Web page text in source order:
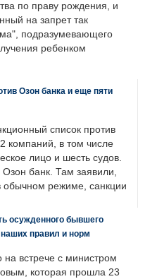
по праву рождения, и
на запрет так
подразумевающего
ребенком
Озон банка и еще пяти
список против
компаний, в том числе
лицо и шесть судов.
Озон банк. Там заявили,
обычном режиме, санкции
осужденного бывшего
правил и норм
встрече с министром
которая прошла 23